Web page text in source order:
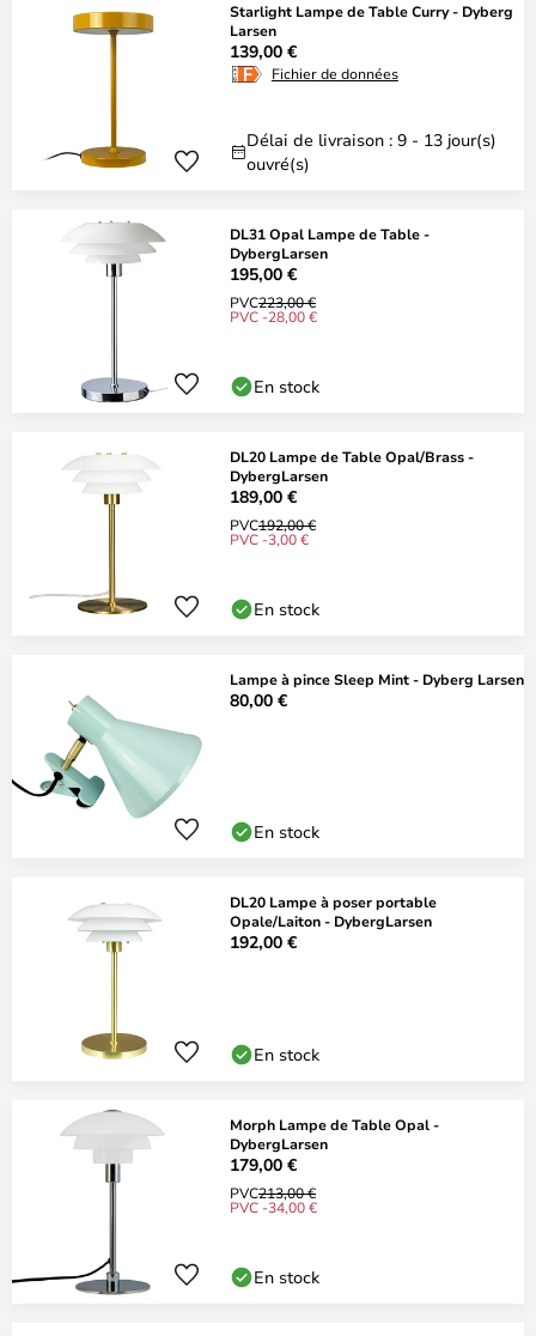
Starlight Lampe de Table Curry - Dyberg
Larsen
139,00 €
Fichier de données
Délai de livraison : 9 - 13 jour(s)
ouvré(s)
DL31 Opal Lampe de Table -
DybergLarsen
195,00 €
PVC223,00 €
PVC -28,00 €
En stock
DL20 Lampe de Table Opal/Brass -
DybergLarsen
189,00 €
PVC192,00 €
PVC -3,00 €
En stock
Lampe à pince Sleep Mint - Dyberg Larsen
80,00 €
En stock
DL20 Lampe à poser portable
Opale/Laiton - DybergLarsen
192,00 €
En stock
Morph Lampe de Table Opal -
DybergLarsen
179,00 €
PVC213,00 €
PVC -34,00 €
En stock